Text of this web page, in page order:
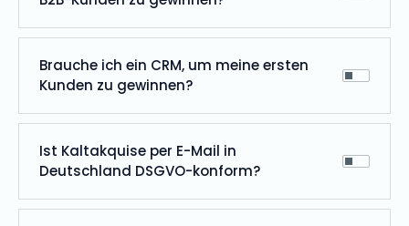
Brauche ich ein CRM, um meine ersten
Kunden zu gewinnen?
Ist Kaltakquise per E-Mail in
Deutschland DSGVO-konform?